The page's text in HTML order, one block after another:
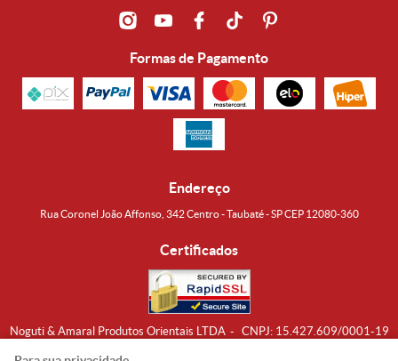
Formas de Pagamento
Endereço
Rua Coronel João Affonso, 342 Centro - Taubaté - SP CEP 12080-360
Certificados
Noguti & Amaral Produtos Orientais LTDA CNPJ: 15.427.609/0001-19